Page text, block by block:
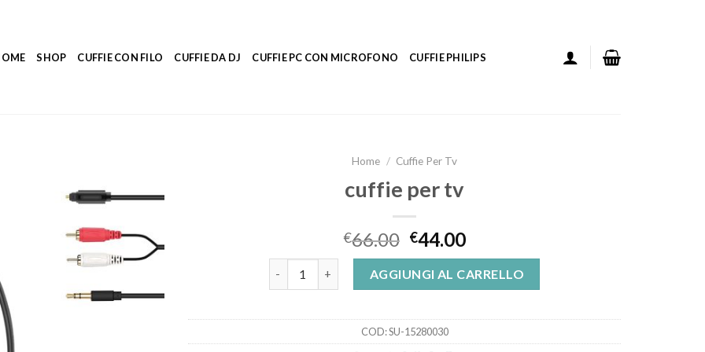
SHOP CUFFIE CON FILO CUFFIE DA DJ CUFFIE PC CON MICROFONO CUFFIE PHILIPS
Home / Cuffie Per Tv
cuffie per tv
€66.00 €44.00
AGGIUNGI AL CARRELLO
COD:SU-15280030